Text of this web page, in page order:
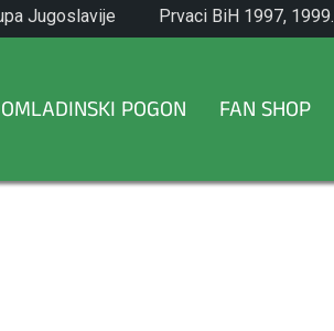
Jugoslavije
Prvaci BiH 1997, 1999.
OMLADINSKI POGON FAN SHOP